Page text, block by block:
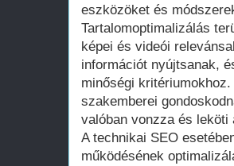
eszközöket és
Tartalomoptimalizálás
képei és videói
információt nyújtsanak,
minőségi
szakemberei
valóban vonzza és leköti
A technikai SEO
működésének